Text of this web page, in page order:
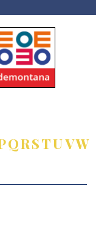
QRSTUVW